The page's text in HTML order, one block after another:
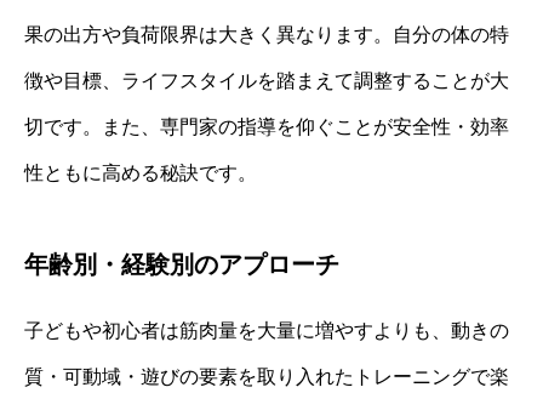
果の出方や負荷限界は大きく異なります。自分の体の特
徴や目標、ライフスタイルを踏まえて調整することが大
切です。また、専門家の指導を仰ぐことが安全性・効率
性ともに高める秘訣です。
年齢別・経験別のアプローチ
子どもや初心者は筋肉量を大量に増やすよりも、動きの
質・可動域・遊びの要素を取り入れたトレーニングで楽